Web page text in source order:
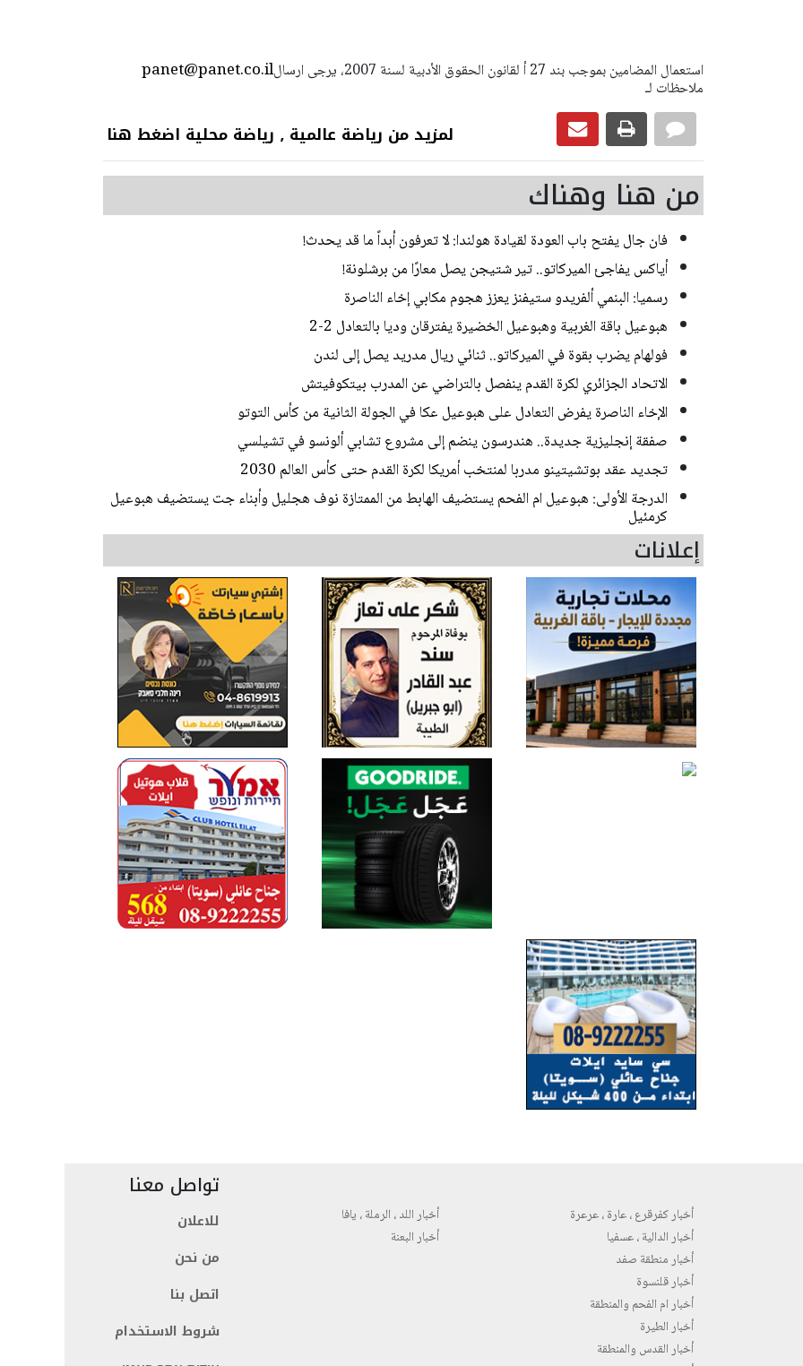
panet@panet.co.ilاستعمال المضامين بموجب بند 27 أ لقانون الحقوق الأدبية لسنة 2007، يرجى ارسال
ملاحظات لـ
لمزيد من رياضة عالمية ٫ رياضة محلية اضغط هنا
من هنا وهناك
فان جال يفتح باب العودة لقيادة هولندا: لا تعرفون أبداً ما قد يحدث!
أياكس يفاجئ الميركاتو.. تير شتيجن يصل معارًا من برشلونة!
رسميا: البنمي ألفريدو ستيفنز يعزز هجوم مكابي إخاء الناصرة
هبوعيل باقة الغربية وهبوعيل الخضيرة يفترقان وديا بالتعادل 2-2
فولهام يضرب بقوة في الميركاتو.. ثنائي ريال مدريد يصل إلى لندن
الاتحاد الجزائري لكرة القدم ينفصل بالتراضي عن المدرب بيتكوفيتش
الإخاء الناصرة يفرض التعادل على هبوعيل عكا في الجولة الثانية من كأس التوتو
صفقة إنجليزية جديدة.. هندرسون ينضم إلى مشروع تشابي ألونسو في تشيلسي
تجديد عقد بوتشيتينو مدربا لمنتخب أمريكا لكرة القدم حتى كأس العالم 2030
الدرجة الأولى: هبوعيل ام الفحم يستضيف الهابط من الممتازة نوف هجليل وأبناء جت يستضيف هبوعيل
كرمئيل
إعلانات
أخبار كفرقرع ، عارة ، عرعرة
أخبار الدالية ، عسفيا
أخبار منطقة صفد
أخبار قلنسوة
أخبار ام الفحم والمنطقة
أخبار الطيرة
أخبار القدس والمنطقة
أخبار اللد ، الرملة ، يافا
أخبار البعنة
تواصل معنا
للاعلان
من نحن
اتصل بنا
شروط الاستخدام